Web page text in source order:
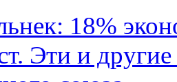
18%
Эти и